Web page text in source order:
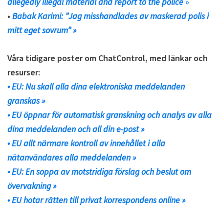
• Babak Karimi: ”Jag misshandlades av maskerad polis i
mitt eget sovrum” »
Våra tidigare poster om ChatControl, med länkar och
resurser:
• EU: Nu skall alla dina elektroniska meddelanden
granskas »
• EU öppnar för automatisk granskning och analys av alla
dina meddelanden och all din e-post »
• EU allt närmare kontroll av innehållet i alla
nätanvändares alla meddelanden »
• EU: En soppa av motstridiga förslag och beslut om
övervakning »
• EU hotar rätten till privat korrespondens online »